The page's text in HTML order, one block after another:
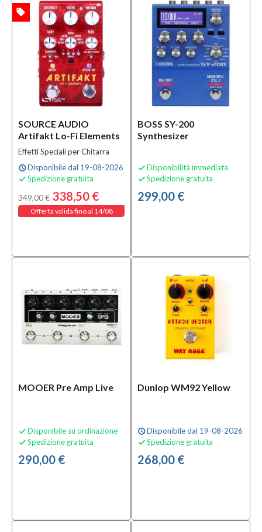
630,00 €
Colore
Bianco
Giallo
(1)
MOSTRA
TUTTI
Materiale
Alluminium
(2)
Serie
Pedals
(1)
TUTTI
offerta
SOURCE AUDIO
Artifakt Lo-Fi Elements
Effetti Speciali per Chitarra
scheduleDisponibile dal 19-08-2026
 Spedizione gratuita
349,00 € 338,50 €
Offerta valida fino al 14/08
local_offer
BOSS SY-200
Synthesizer
 Disponibilità immediata
 Spedizione gratuita
299,00 €
MOOER Pre Amp Live
 Disponibile su ordinazione
 Spedizione gratuita
290,00 €
Dunlop WM92 Yellow
scheduleDisponibile dal 19-08-2026
 Spedizione gratuita
268,00 €